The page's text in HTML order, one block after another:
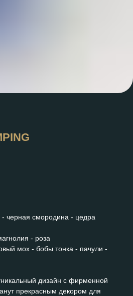
черная смородина - цедра
- роза
мох - бобы тонка - пачули -
дизайн с фирменной
прекрасным декором для